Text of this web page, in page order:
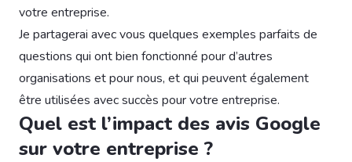
votre entreprise.
Je partagerai avec vous quelques exemples parfaits de
questions qui ont bien fonctionné pour d’autres
organisations et pour nous, et qui peuvent également
être utilisées avec succès pour votre entreprise.
Quel est l’impact des avis Google
sur votre entreprise ?